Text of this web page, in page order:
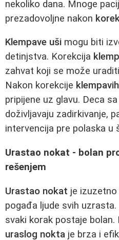
nekoliko dana. Mnoge
prezadovoljne nakon
Klempave uši mogu biti
detinjstva. Korekcija
zahvat koji se može
Nakon korekcije
pripijene uz glavu. Deca sa
doživljavaju zadirkivanje,
intervencija pre polaska u
Urastao nokat - bolan
rešenjem
Urastao nokat je
pogađa ljude svih
svaki korak postaje
uraslog nokta je brza i